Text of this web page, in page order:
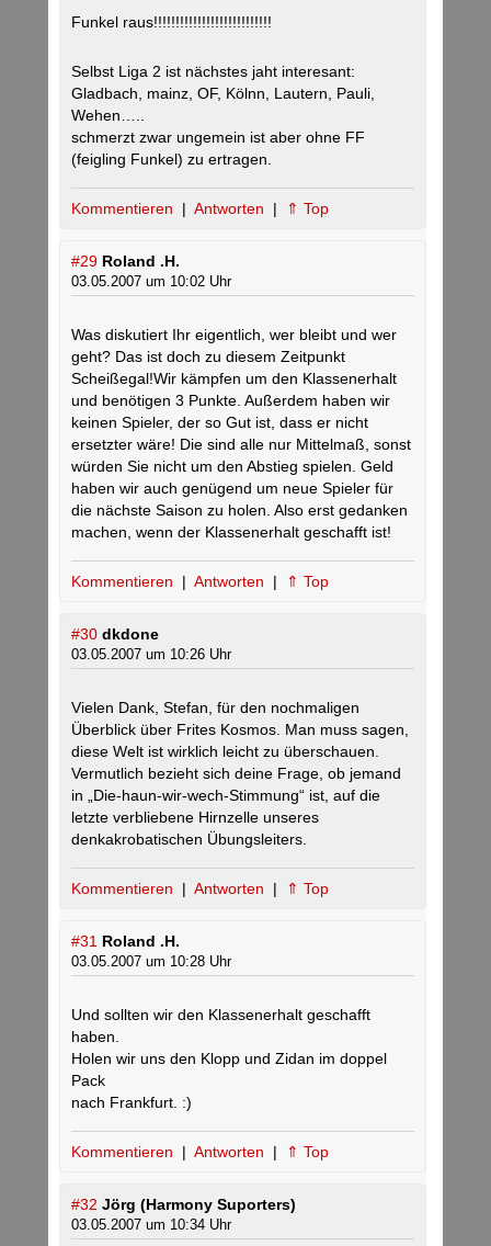
Funkel raus!!!!!!!!!!!!!!!!!!!!!!!!!!!
Selbst Liga 2 ist nächstes jaht interesant:
Gladbach, mainz, OF, Kölnn, Lautern, Pauli,
Wehen…..
schmerzt zwar ungemein ist aber ohne FF
(feigling Funkel) zu ertragen.
Kommentieren | Antworten | ⇑ Top
#29 Roland .H.
03.05.2007 um 10:02 Uhr
Was diskutiert Ihr eigentlich, wer bleibt und wer
geht? Das ist doch zu diesem Zeitpunkt
Scheißegal!Wir kämpfen um den Klassenerhalt
und benötigen 3 Punkte. Außerdem haben wir
keinen Spieler, der so Gut ist, dass er nicht
ersetzter wäre! Die sind alle nur Mittelmaß, sonst
würden Sie nicht um den Abstieg spielen. Geld
haben wir auch genügend um neue Spieler für
die nächste Saison zu holen. Also erst gedanken
machen, wenn der Klassenerhalt geschafft ist!
Kommentieren | Antworten | ⇑ Top
#30 dkdone
03.05.2007 um 10:26 Uhr
Vielen Dank, Stefan, für den nochmaligen
Überblick über Frites Kosmos. Man muss sagen,
diese Welt ist wirklich leicht zu überschauen.
Vermutlich bezieht sich deine Frage, ob jemand
in „Die-haun-wir-wech-Stimmung“ ist, auf die
letzte verbliebene Hirnzelle unseres
denkakrobatischen Übungsleiters.
Kommentieren | Antworten | ⇑ Top
#31 Roland .H.
03.05.2007 um 10:28 Uhr
Und sollten wir den Klassenerhalt geschafft
haben.
Holen wir uns den Klopp und Zidan im doppel
Pack
nach Frankfurt. :)
Kommentieren | Antworten | ⇑ Top
#32 Jörg (Harmony Suporters)
03.05.2007 um 10:34 Uhr